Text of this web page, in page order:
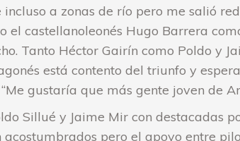
a zonas de río pero me salió
el castellanoleonés Hugo Barrera
Tanto Héctor Gairín como Poldo y
está contento del triunfo y
gustaría que más gente joven de
Sillué y Jaime Mir con destacadas
pero el apoyo entre